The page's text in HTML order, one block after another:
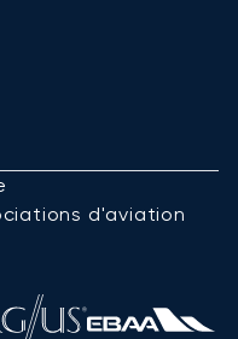
d'aviation